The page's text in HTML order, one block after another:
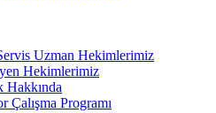
Uzman Hekimlerimiz
Hekimlerimiz
Çalışma Programı